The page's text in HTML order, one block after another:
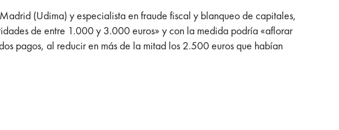
(Udima) y especialista en fraude fiscal y blanqueo de capitales,
de entre 1.000 y 3.000 euros» y con la medida podría «aflorar
pagos, al reducir en más de la mitad los 2.500 euros que habían